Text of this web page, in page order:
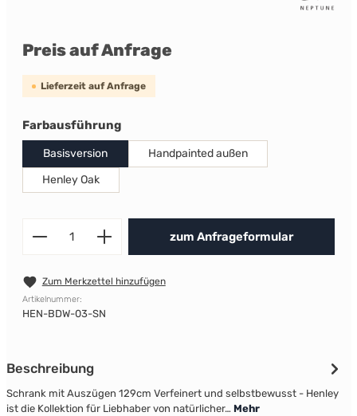
Preis auf Anfrage
Lieferzeit auf Anfrage
Farbausführungauswählen
Basisversion
Handpainted außen
Henley Oak
Produkt Anzahl: Gib den
zum Anfrageformular
Zum Merkzettel hinzufügen
Artikelnummer:
HEN-BDW-03-SN
Beschreibung
Schrank mit Auszügen 129cm Verfeinert und selbstbewusst - Henley
ist die Kollektion für Liebhaber von natürlicher… Mehr